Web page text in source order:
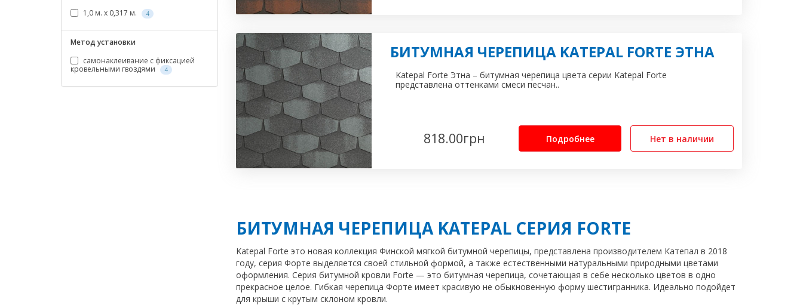
1,0 м. х 0,317 м.
4
Метод установки
самонаклеивание с фиксацией
кровельными гвоздями
4
БИТУМНАЯ ЧЕРЕПИЦА KATEPAL FORTE ЭТНА
Katepal Forte Этна – битумная черепица цвета серии Katepal Forte
представлена оттенками смеси песчан..
818.00грн Подробнее Нет в наличии
БИТУМНАЯ ЧЕРЕПИЦА KATEPAL СЕРИЯ FORTE
Katepal Forte это новая коллекция Финской мягкой битумной черепицы, представлена производителем Катепал в 2018
году, серия Форте выделяется своей стильной формой, а также естественными натуральными природными цветами
оформления. Серия битумной кровли Forte — это битумная черепица, сочетающая в себе несколько цветов в одно
прекрасное целое. Гибкая черепица Форте имеет красивую не обыкновенную форму шестигранника. Идеально подойдет
для крыши с крутым склоном кровли.